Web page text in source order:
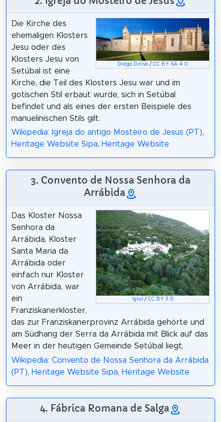
Diego Delso /CC BY-SA 4.0
Die Kirche des
ehemaligen Klosters
Jesu oder des
Klosters Jesu von
Setúbal ist eine
Kirche, die Teil des Klosters Jesu war und im
gotischen Stil erbaut wurde, sich in Setúbal
befindet und als eines der ersten Beispiele des
manuelinischen Stils gilt.
Wikipedia: Igreja do antigo Mosteiro de Jesus (PT),
Heritage Website Sipa, Heritage Website
3. Convento de Nossa Senhora da
Arrábida
Igiul / CC BY 3.0
Das Kloster Nossa
Senhora da
Arrábida, Kloster
Santa Maria da
Arrábida oder
einfach nur Kloster
von Arrábida, war
ein
Franziskanerkloster,
das zur Franziskanerprovinz Arrábida gehörte und
am Südhang der Serra da Arrábida mit Blick auf das
Meer in der heutigen Gemeinde Setúbal liegt.
Wikipedia: Convento de Nossa Senhora da Arrábida
(PT), Heritage Website Sipa, Heritage Website
4. Fábrica Romana de Salga